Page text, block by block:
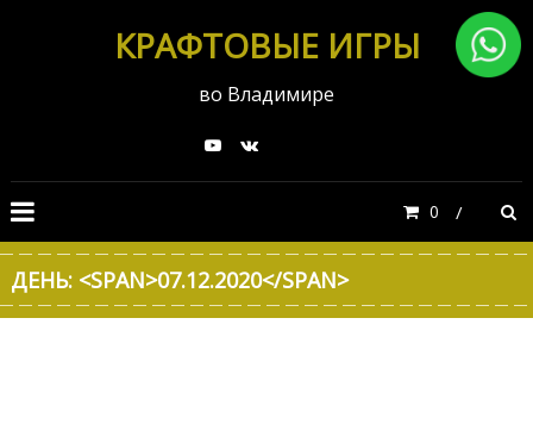
КРАФТОВЫЕ ИГРЫ
во Владимире
0
ДЕНЬ: <SPAN>07.12.2020</SPAN>